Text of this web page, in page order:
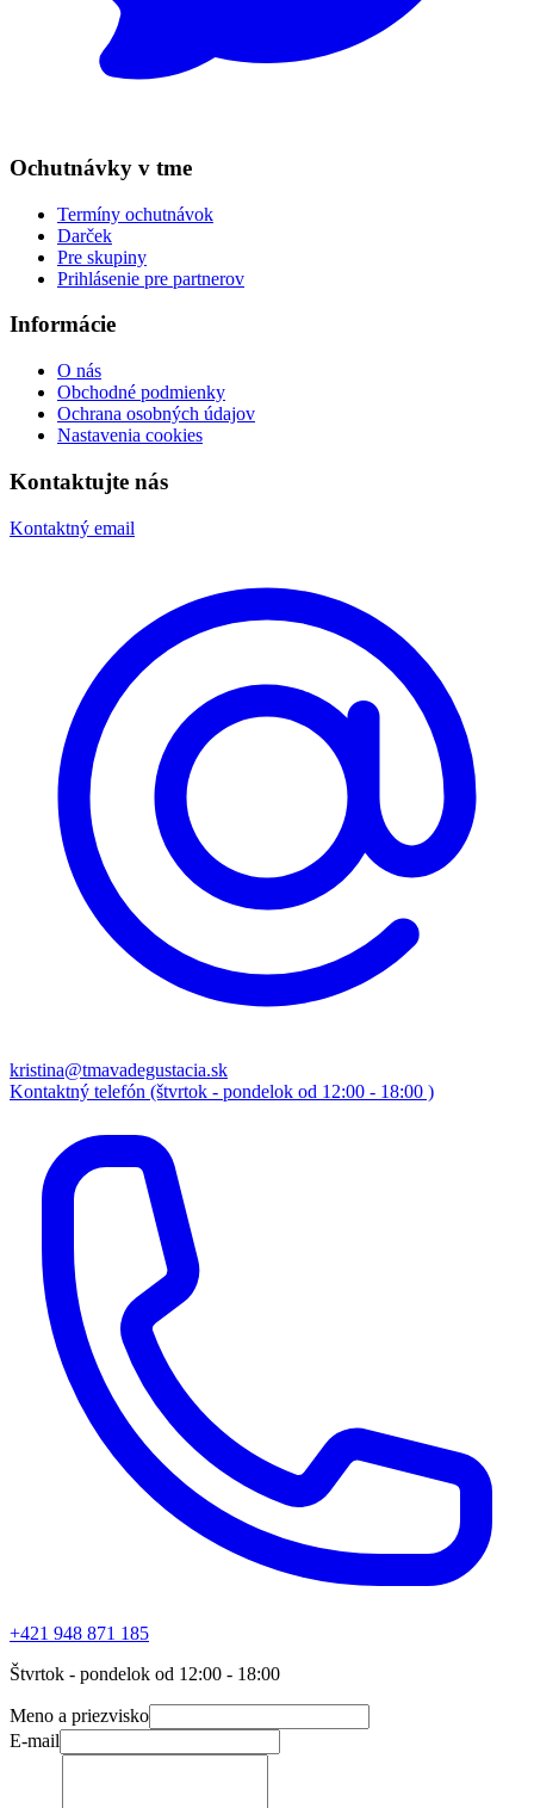
Ochutnávky v tme
Termíny ochutnávok
Darček
Pre skupiny
Prihlásenie pre partnerov
Informácie
O nás
Obchodné podmienky
Ochrana osobných údajov
Nastavenia cookies
Kontaktujte nás
Kontaktný email
kristina@tmavadegustacia.sk
Kontaktný telefón (štvrtok - pondelok od 12:00 - 18:00 )
+421 948 871 185
Štvrtok - pondelok od 12:00 - 18:00
Meno a priezvisko
E-mail